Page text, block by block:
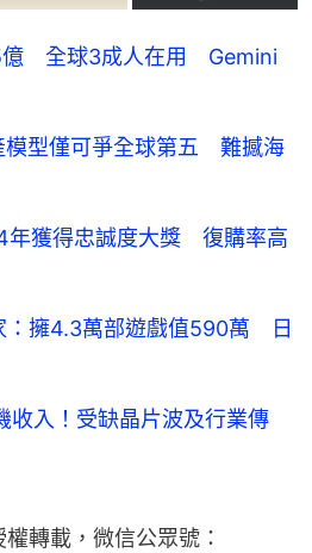
億 全球3成人在用 Gemini
模型僅可爭全球第五 難撼海
年獲得忠誠度大獎 復購率高
：擁4.3萬部遊戲值590萬 日
收入！受缺晶片波及行業傳
權轉載，微信公眾號：